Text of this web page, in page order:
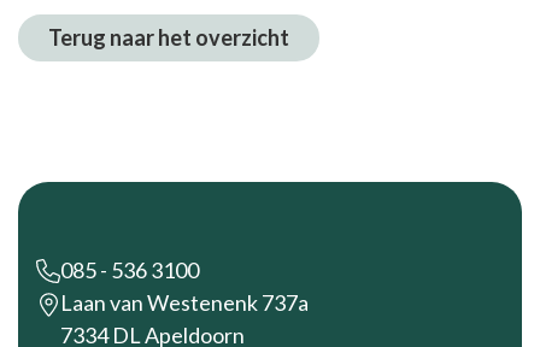
Terug naar het overzicht
Footer
085 - 536 3100
Laan van Westenenk 737a
7334 DL Apeldoorn